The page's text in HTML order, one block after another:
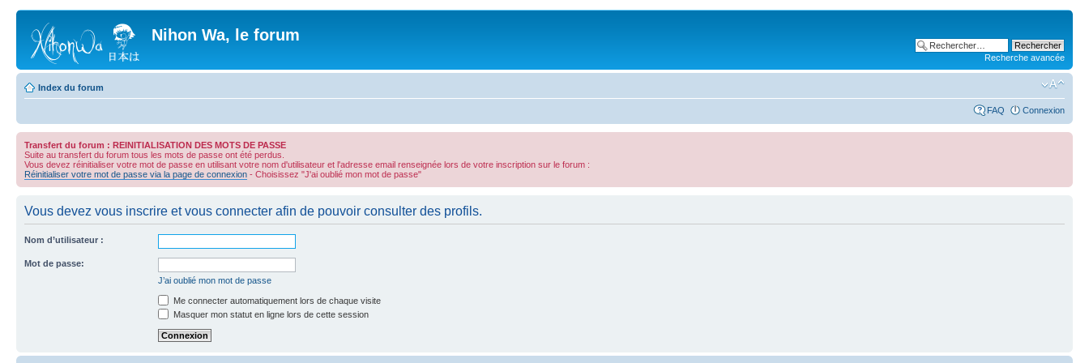
Nihon Wa, le forum
Recherche avancée
Index du forum
FAQ Connexion
Transfert du forum : REINITIALISATION DES MOTS DE PASSE
Suite au transfert du forum tous les mots de passe ont été perdus.
Vous devez réinitialiser votre mot de passe en utilisant votre nom d'utilisateur et l'adresse email renseignée lors de votre inscription sur le forum :
Réinitialiser votre mot de passe via la page de connexion - Choisissez "J'ai oublié mon mot de passe"
Vous devez vous inscrire et vous connecter afin de pouvoir consulter des profils.
Nom d’utilisateur :
Mot de passe:
J’ai oublié mon mot de passe
Me connecter automatiquement lors de chaque visite
Masquer mon statut en ligne lors de cette session